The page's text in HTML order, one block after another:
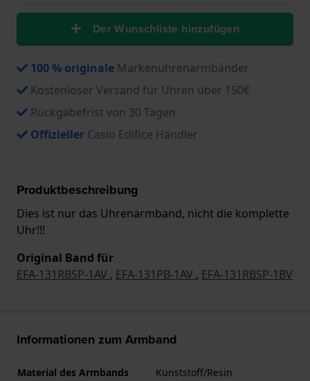
Der Wunschliste hinzufügen
100 % originale Markenuhrenarmbänder
Kostenloser Versand für Uhren über 150€
Rückgabefrist von 30 Tagen
Offizieller Casio Edifice Händler
Produktbeschreibung
Dies ist nur das Uhrenarmband, nicht die komplette
Uhr!!!
Original Band für
EFA-131RBSP-1AV , EFA-131PB-1AV , EFA-131RBSP-1BV
Informationen zum Armband
Material des Armbands
Kunststoff/Resin